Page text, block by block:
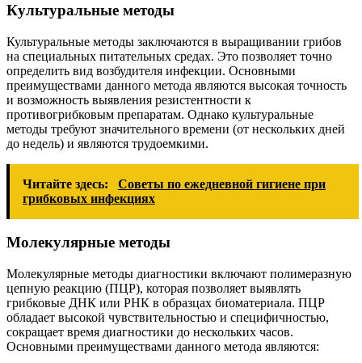
Культуральные методы
Культуральные методы заключаются в выращивании грибов
на специальных питательных средах. Это позволяет точно
определить вид возбудителя инфекции. Основными
преимуществами данного метода являются высокая точность
и возможность выявления резистентности к
противогрибковым препаратам. Однако культуральные
методы требуют значительного времени (от нескольких дней
до недель) и являются трудоемкими.
Читайте здесь:
Советы по ежедневной гигиене при
грибковых инфекциях
Молекулярные методы
Молекулярные методы диагностики включают полимеразную
цепную реакцию (ПЦР), которая позволяет выявлять
грибковые ДНК или РНК в образцах биоматериала. ПЦР
обладает высокой чувствительностью и специфичностью,
сокращает время диагностики до нескольких часов.
Основными преимуществами данного метода являются: